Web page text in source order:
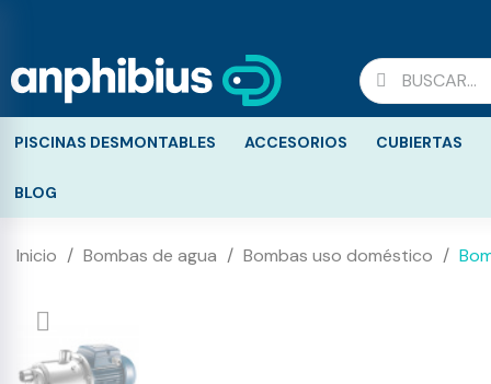
PISCINAS DESMONTABLES ACCESORIOS CUBIERTAS
BLOG
Inicio Bombas de agua Bombas uso doméstico